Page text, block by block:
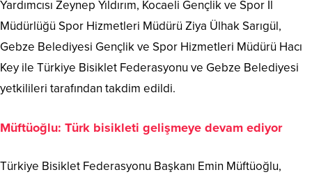
Yardımcısı Zeynep Yıldırım, Kocaeli Gençlik ve Spor İl
Müdürlüğü Spor Hizmetleri Müdürü Ziya Ülhak Sarıgül,
Gebze Belediyesi Gençlik ve Spor Hizmetleri Müdürü Hacı
Key ile Türkiye Bisiklet Federasyonu ve Gebze Belediyesi
yetkilileri tarafından takdim edildi.
Müftüoğlu: Türk bisikleti gelişmeye devam ediyor
Türkiye Bisiklet Federasyonu Başkanı Emin Müftüoğlu,